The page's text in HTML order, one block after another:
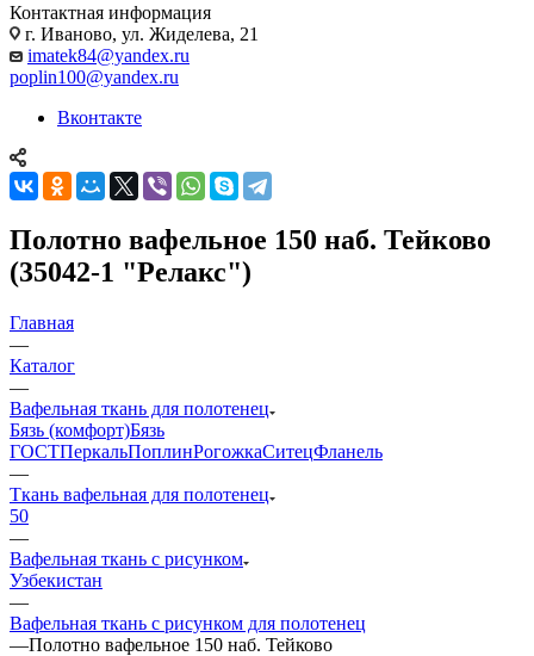
Контактная информация
г. Иваново, ул. Жиделева, 21
imatek84@yandex.ru
poplin100@yandex.ru
Вконтакте
Полотно вафельное 150 наб. Тейково
(35042-1 "Релакс")
Главная
—
Каталог
—
Вафельная ткань для полотенец
Бязь (комфорт)Бязь
ГОСТПеркальПоплинРогожкаСитецФланель
—
Ткань вафельная для полотенец
50
—
Вафельная ткань с рисунком
Узбекистан
—
Вафельная ткань с рисунком для полотенец
—Полотно вафельное 150 наб. Тейково